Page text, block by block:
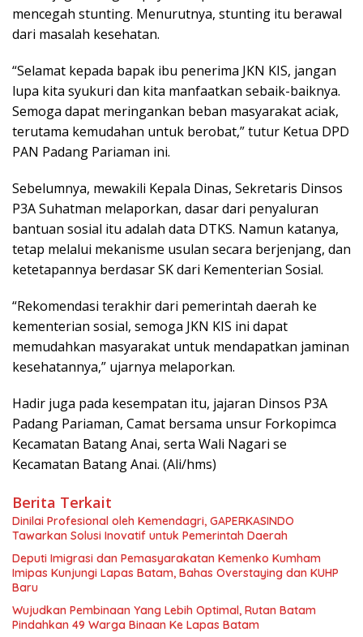
mencegah stunting. Menurutnya, stunting itu berawal
dari masalah kesehatan.
“Selamat kepada bapak ibu penerima JKN KIS, jangan
lupa kita syukuri dan kita manfaatkan sebaik-baiknya.
Semoga dapat meringankan beban masyarakat aciak,
terutama kemudahan untuk berobat,” tutur Ketua DPD
PAN Padang Pariaman ini.
Sebelumnya, mewakili Kepala Dinas, Sekretaris Dinsos
P3A Suhatman melaporkan, dasar dari penyaluran
bantuan sosial itu adalah data DTKS. Namun katanya,
tetap melalui mekanisme usulan secara berjenjang, dan
ketetapannya berdasar SK dari Kementerian Sosial.
“Rekomendasi terakhir dari pemerintah daerah ke
kementerian sosial, semoga JKN KIS ini dapat
memudahkan masyarakat untuk mendapatkan jaminan
kesehatannya,” ujarnya melaporkan.
Hadir juga pada kesempatan itu, jajaran Dinsos P3A
Padang Pariaman, Camat bersama unsur Forkopimca
Kecamatan Batang Anai, serta Wali Nagari se
Kecamatan Batang Anai. (Ali/hms)
Berita Terkait
Dinilai Profesional oleh Kemendagri, GAPERKASINDO
Tawarkan Solusi Inovatif untuk Pemerintah Daerah
Deputi Imigrasi dan Pemasyarakatan Kemenko Kumham
Imipas Kunjungi Lapas Batam, Bahas Overstaying dan KUHP
Baru
Wujudkan Pembinaan Yang Lebih Optimal, Rutan Batam
Pindahkan 49 Warga Binaan Ke Lapas Batam